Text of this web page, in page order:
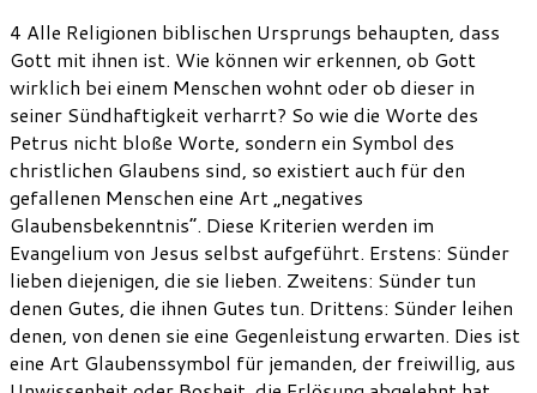
4 Alle Religionen biblischen Ursprungs behaupten, dass
Gott mit ihnen ist. Wie können wir erkennen, ob Gott
wirklich bei einem Menschen wohnt oder ob dieser in
seiner Sündhaftigkeit verharrt? So wie die Worte des
Petrus nicht bloße Worte, sondern ein Symbol des
christlichen Glaubens sind, so existiert auch für den
gefallenen Menschen eine Art „negatives
Glaubensbekenntnis“. Diese Kriterien werden im
Evangelium von Jesus selbst aufgeführt. Erstens: Sünder
lieben diejenigen, die sie lieben. Zweitens: Sünder tun
denen Gutes, die ihnen Gutes tun. Drittens: Sünder leihen
denen, von denen sie eine Gegenleistung erwarten. Dies ist
eine Art Glaubenssymbol für jemanden, der freiwillig, aus